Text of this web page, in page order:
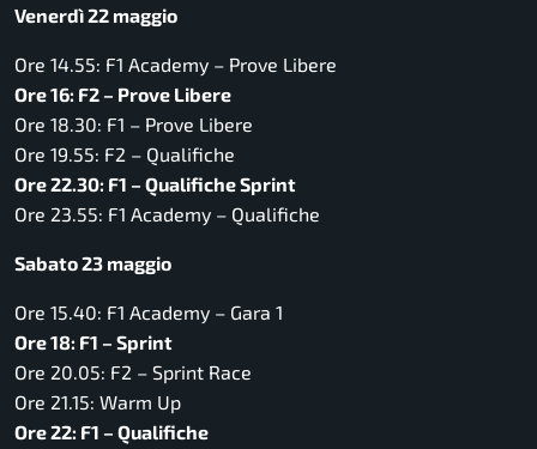
Venerdì 22 maggio
Ore 14.55: F1 Academy – Prove Libere
Ore 16: F2 – Prove Libere
Ore 18.30: F1 – Prove Libere
Ore 19.55: F2 – Qualifiche
Ore 22.30: F1 – Qualifiche Sprint
Ore 23.55: F1 Academy – Qualifiche
Sabato 23 maggio
Ore 15.40: F1 Academy – Gara 1
Ore 18: F1 – Sprint
Ore 20.05: F2 – Sprint Race
Ore 21.15: Warm Up
Ore 22: F1 – Qualifiche